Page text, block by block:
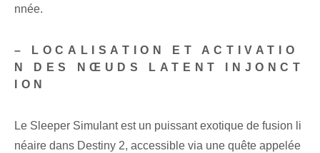
nnée.
– LOCALISATION ET ACTIVATIO
N DES NŒUDS LATENT INJONCT
ION
Le Sleeper Simulant est un puissant exotique de fusion li
néaire dans Destiny 2, accessible via une quête appelée